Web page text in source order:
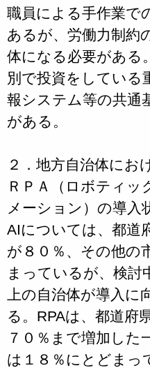
職員による手作業で
あるが、労働力制約
体になる必要がある
別で投資をしている
報システム等の共通
がある。
２．地方自治体にお
ＲＰＡ（ロボティッ
メーション）の導入
AIについては、都道
が８０％、その他の
まっているが、検討
上の自治体が導入
る。RPAは、都道府
７０％まで増加した
は１８％にとどまっ